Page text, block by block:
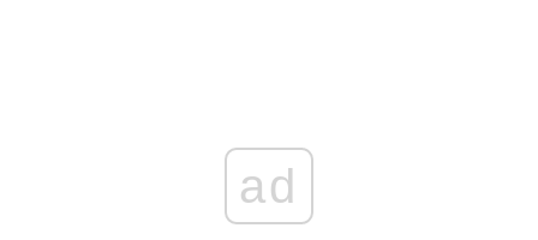
ad